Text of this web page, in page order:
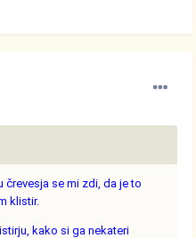
se mi zdi, da je to
klistir.
kako si ga nekateri